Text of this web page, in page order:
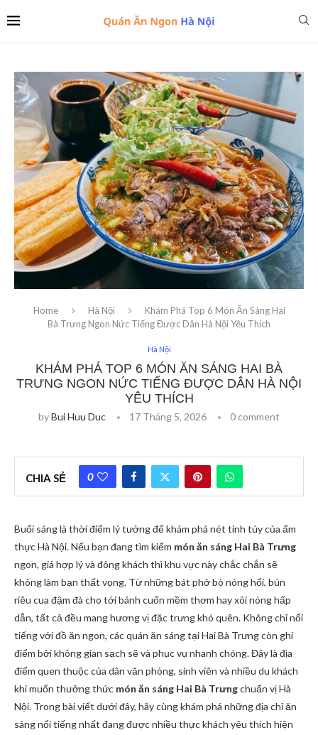
Home Hà Nội
Khám Phá Top 6 Món Ăn Sáng Hai
Bà Trưng Ngon Nức Tiếng Được Dân Hà Nội Yêu Thích
Hà Nội
KHÁM PHÁ TOP 6 MÓN ĂN SÁNG HAI BÀ
TRƯNG NGON NỨC TIẾNG ĐƯỢC DÂN HÀ NỘI
YÊU THÍCH
byBui Huu Duc 17 Tháng 5, 2026 0 comment
CHIA SẺ 0
Buổi sáng là thời điểm lý tưởng để khám phá nét tinh túy của ẩm
thực Hà Nội. Nếu bạn đang tìm kiếm món ăn sáng Hai Bà Trưng
ngon, giá hợp lý và đông khách thì khu vực này chắc chắn sẽ
không làm bạn thất vọng. Từ những bát phở bò nóng hổi, bún
riêu cua đậm đà cho tới bánh cuốn mềm thơm hay xôi nóng hấp
dẫn, tất cả đều mang hương vị đặc trưng khó quên. Không chỉ nổi
tiếng với đồ ăn ngon, các quán ăn sáng tại Hai Bà Trưng còn ghi
điểm bởi không gian sạch sẽ và phục vụ nhanh chóng. Đây là địa
điểm quen thuộc của dân văn phòng, sinh viên và nhiều du khách
khi muốn thưởng thức món ăn sáng Hai Bà Trưngchuẩn vị Hà
Nội. Trong bài viết dưới đây, hãy cùng khám phá những địa chỉ ăn
sáng nổi tiếng nhất đang được nhiều thực khách yêu thích hiện